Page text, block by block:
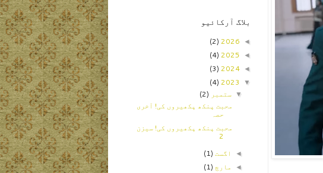
بلاگ آرکائیو
◄
2026
(2)
◄
2025
(4)
◄
2024
(3)
▼
2023
(4)
▼ستمبر (2)
محبت پنکھ پکھیروں کی! آخری
حصہ
محبت پنکھ پکھیروں کی! سیزن
2
◄ اگست (1)
◄ مارچ (1)